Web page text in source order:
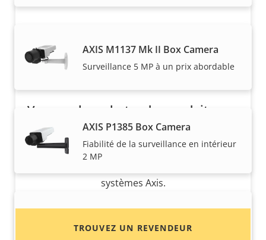
AXIS M1137 Mk II Box Camera
Surveillance 5 MP à un prix abordable
AXIS P1385 Box Camera
Fiabilité de la surveillance en intérieur
2 MP
Surveillance intérieure 2 MP - barebone
Vous voulez acheter des produits
Axis ?
Trouvez des revendeurs, des intégrateurs
systèmes Axis.
TROUVEZ UN REVENDEUR